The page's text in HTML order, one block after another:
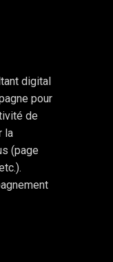
digital
pour
de
la
(page